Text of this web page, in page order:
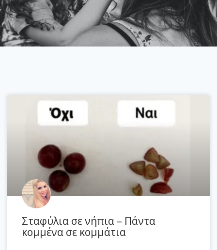
Σταφύλια σε νήπια – Πάντα
κομμένα σε κομμάτια